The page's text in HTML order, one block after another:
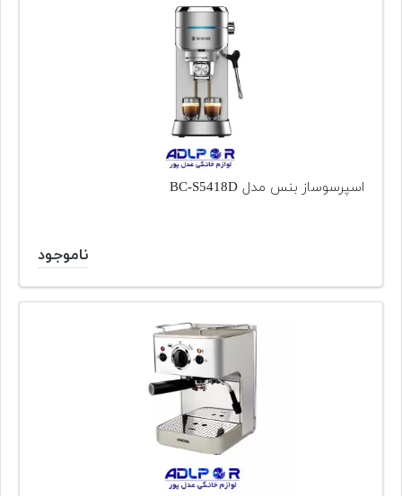
اسپرسوساز بنس مدل BC-S5418D
ناموجود